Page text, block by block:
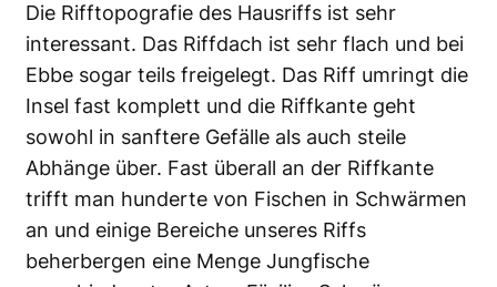
Die Rifftopografie des Hausriffs ist sehr
interessant. Das Riffdach ist sehr flach und bei
Ebbe sogar teils freigelegt. Das Riff umringt die
Insel fast komplett und die Riffkante geht
sowohl in sanftere Gefälle als auch steile
Abhänge über. Fast überall an der Riffkante
trifft man hunderte von Fischen in Schwärmen
an und einige Bereiche unseres Riffs
beherbergen eine Menge Jungfische